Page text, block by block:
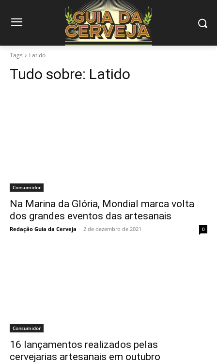
Tags Latido
Tudo sobre: Latido
Consumidor
Na Marina da Glória, Mondial marca volta
dos grandes eventos das artesanais
Redação Guia da Cerveja - 2 de dezembro de 2021 0
Consumidor
16 lançamentos realizados pelas
cervejarias artesanais em outubro